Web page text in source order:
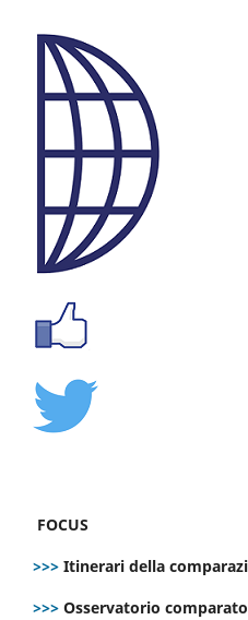
FOCUS
>>> Itinerari della
>>> Osservatorio